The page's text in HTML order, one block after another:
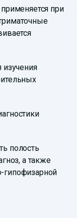
при
изучения
полость
а также
гипофизарной